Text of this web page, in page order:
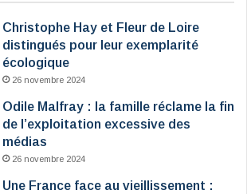
Christophe Hay et Fleur de Loire
distingués pour leur exemplarité
écologique
26 novembre 2024
Odile Malfray : la famille réclame la fin
de l’exploitation excessive des
médias
26 novembre 2024
Une France face au vieillissement :